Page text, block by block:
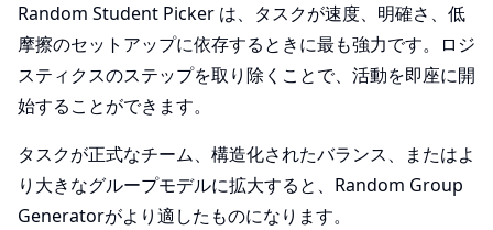
Random Student Picker は、タスクが速度、明確さ、低
摩擦のセットアップに依存するときに最も強力です。ロジ
スティクスのステップを取り除くことで、活動を即座に開
始することができます。
タスクが正式なチーム、構造化されたバランス、またはよ
り大きなグループモデルに拡大すると、Random Group
Generatorがより適したものになります。